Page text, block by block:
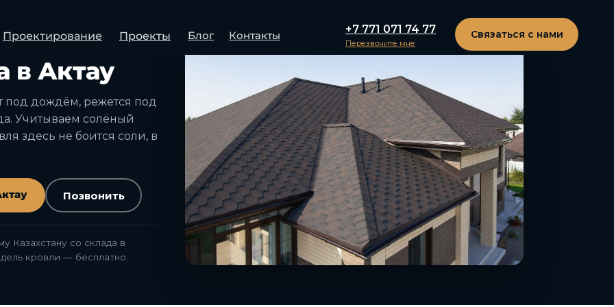
Проектирование Проекты Блог Контакты +7 771 071 74 77
Перезвоните мне
Связаться с нами
в Актау
под дождём, режется под
Учитываем солёный
здесь не боится соли, в
Позвонить
Казахстану со склада в
кровли — бесплатно.